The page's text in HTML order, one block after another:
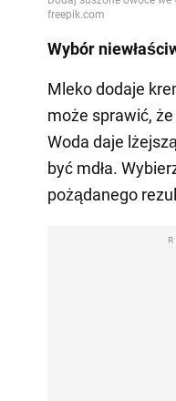
Wybór
Mleko dodaje
może sprawić,
Woda daje
być mdła.
pożądanego